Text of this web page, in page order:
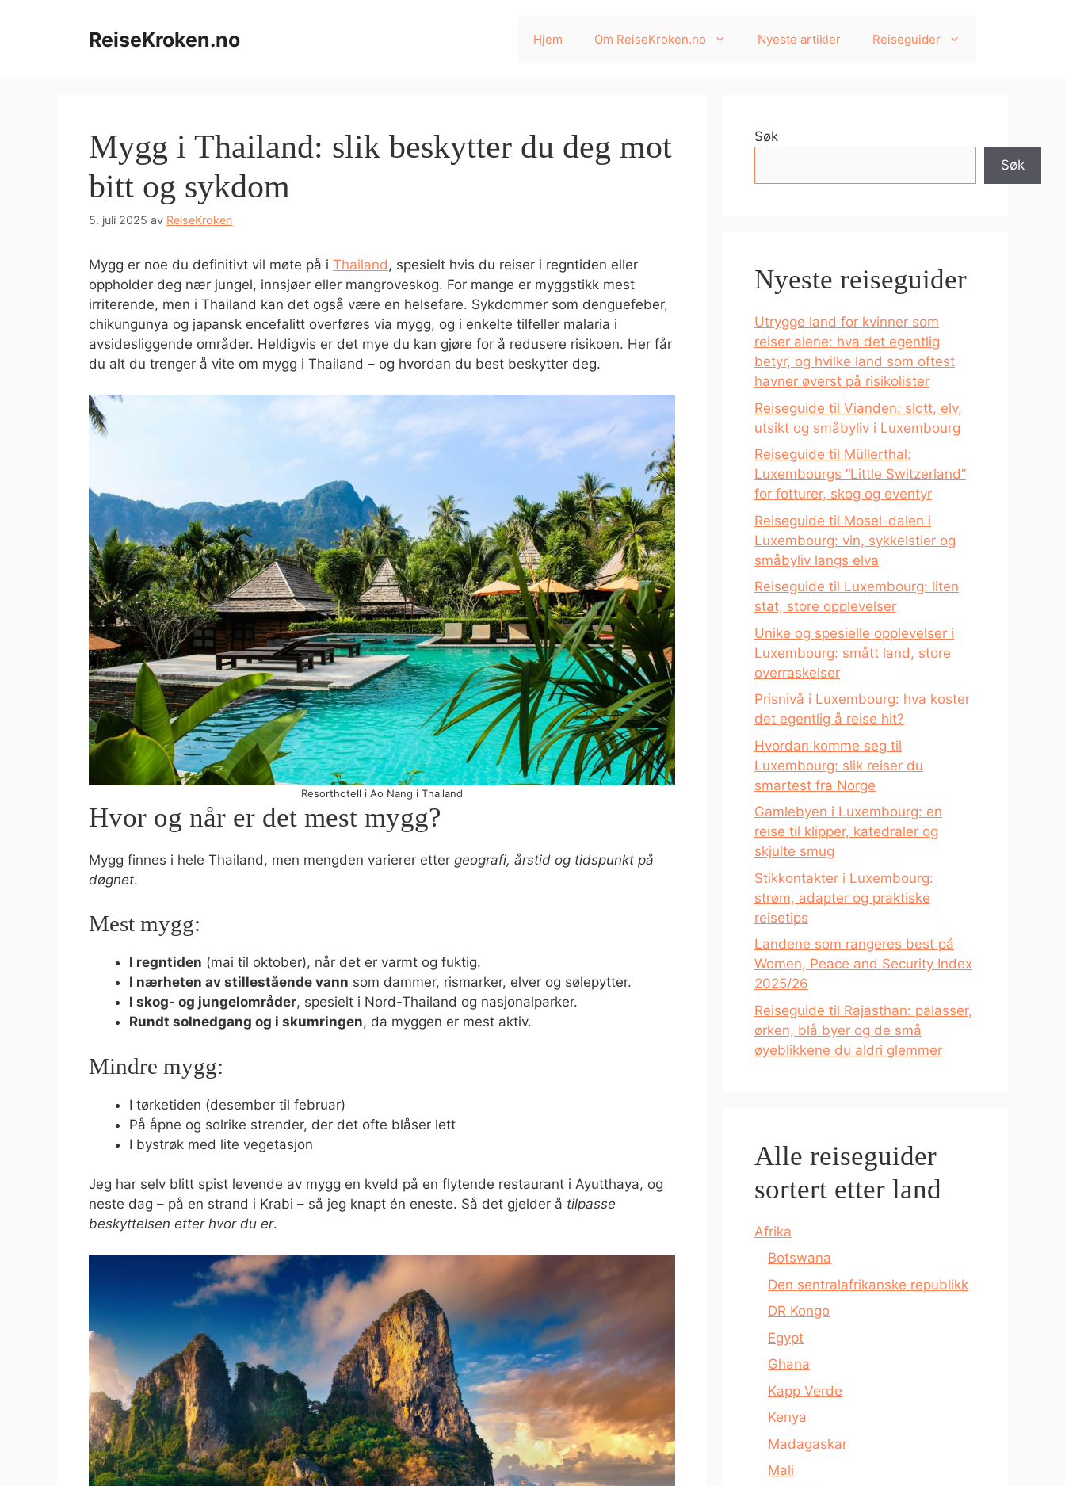
ReiseKroken.no Hjem Om ReiseKroken.no Nyeste artikler Reiseguider
Mygg i Thailand: slik beskytter du deg mot
bitt og sykdom
5. juli 2025 av ReiseKroken
Mygg er noe du definitivt vil møte på i Thailand, spesielt hvis du reiser i regntiden eller
oppholder deg nær jungel, innsjøer eller mangroveskog. For mange er myggstikk mest
irriterende, men i Thailand kan det også være en helsefare. Sykdommer som denguefeber,
chikungunya og japansk encefalitt overføres via mygg, og i enkelte tilfeller malaria i
avsidesliggende områder. Heldigvis er det mye du kan gjøre for å redusere risikoen. Her får
du alt du trenger å vite om mygg i Thailand – og hvordan du best beskytter deg.
Resorthotell i Ao Nang i Thailand
Hvor og når er det mest mygg?
Mygg finnes i hele Thailand, men mengden varierer etter geografi, årstid og tidspunkt på
døgnet.
Mest mygg:
I regntiden (mai til oktober), når det er varmt og fuktig.
I nærheten av stillestående vann som dammer, rismarker, elver og sølepytter.
I skog- og jungelområder, spesielt i Nord-Thailand og nasjonalparker.
Rundt solnedgang og i skumringen, da myggen er mest aktiv.
Mindre mygg:
I tørketiden (desember til februar)
På åpne og solrike strender, der det ofte blåser lett
I bystrøk med lite vegetasjon
Jeg har selv blitt spist levende av mygg en kveld på en flytende restaurant i Ayutthaya, og
neste dag – på en strand i Krabi – så jeg knapt én eneste. Så det gjelder å tilpasse
beskyttelsen etter hvor du er.
Søk
Søk
Nyeste reiseguider
Utrygge land for kvinner som
reiser alene: hva det egentlig
betyr, og hvilke land som oftest
havner øverst på risikolister
Reiseguide til Vianden: slott, elv,
utsikt og småbyliv i Luxembourg
Reiseguide til Müllerthal:
Luxembourgs “Little Switzerland”
for fotturer, skog og eventyr
Reiseguide til Mosel-dalen i
Luxembourg: vin, sykkelstier og
småbyliv langs elva
Reiseguide til Luxembourg: liten
stat, store opplevelser
Unike og spesielle opplevelser i
Luxembourg: smått land, store
overraskelser
Prisnivå i Luxembourg: hva koster
det egentlig å reise hit?
Hvordan komme seg til
Luxembourg: slik reiser du
smartest fra Norge
Gamlebyen i Luxembourg: en
reise til klipper, katedraler og
skjulte smug
Stikkontakter i Luxembourg:
strøm, adapter og praktiske
reisetips
Landene som rangeres best på
Women, Peace and Security Index
2025/26
Reiseguide til Rajasthan: palasser,
ørken, blå byer og de små
øyeblikkene du aldri glemmer
Alle reiseguider
sortert etter land
Afrika
Botswana
Den sentralafrikanske republikk
DR Kongo
Egypt
Ghana
Kapp Verde
Kenya
Madagaskar
Mali